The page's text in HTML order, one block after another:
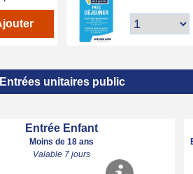
Entrées unitaires public
Entrée Enfant
Moins de 18 ans
Valable 7 jours